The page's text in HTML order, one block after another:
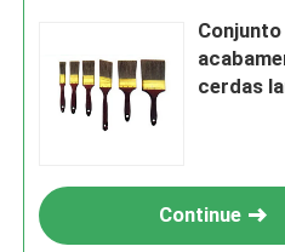
cerdas
Continue